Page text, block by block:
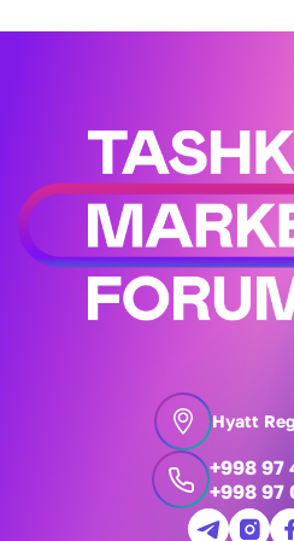
Hyatt
+998 97
+998 97